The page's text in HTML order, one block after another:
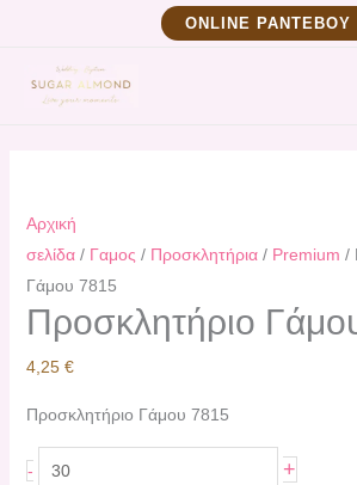
περιεχόμενο
ΟNLINE ΡΑΝΤΕΒΟΥ
Αρχική
σελίδα/ Γαμος / Προσκλητήρια/ Premium /
Γάμου 7815
Προσκλητήριο
4,25 €
Προσκλητήριο Γάμου 7815
-
7815
ποσότητα
+